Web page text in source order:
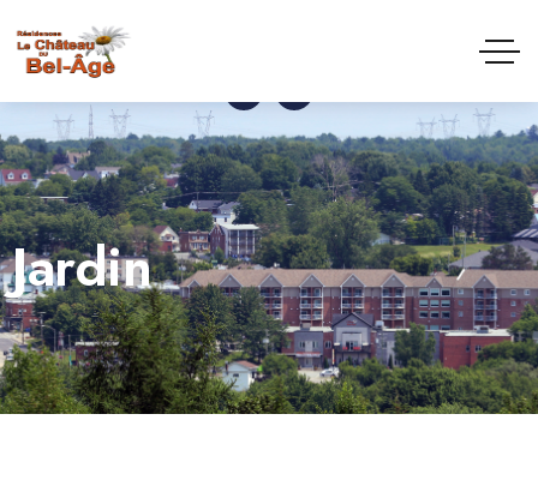
reception@chateaubelage.ca (819) 845-2981
Jardin